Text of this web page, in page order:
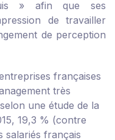
» afin que ses
de travailler
de perception
françaises
très
une étude de la
19,3 % (contre
salariés français